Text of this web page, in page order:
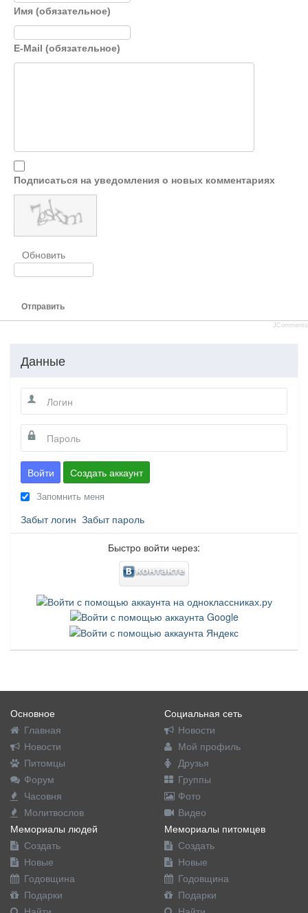
Имя (обязательное)
E-Mail (обязательное)
Подписаться на уведомления о новых комментариях
Обновить
Отправить
JComments
Данные
Войти Создать аккаунт
Запомнить меня
Забыт логин Забыт пароль
Быстро войти через:
Основное
Главная
Новости
Питомцы
Форум
Часовня
Молитвослов
Социальная сеть
Новости
Мой профиль
Друзья
Группы
Фото
Видео
Мемориалы людей
Создать
Новые
Годовщина
Подарки
Мемориалы питомцев
Создать
Новые
Годовщина
Подарки